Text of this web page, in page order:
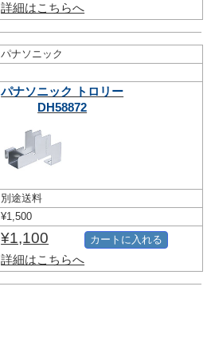
詳細はこちらへ
パナソニック
パナソニック トロリー
DH58872
別途送料
¥1,500
¥1,100
詳細はこちらへ
カートに入れる